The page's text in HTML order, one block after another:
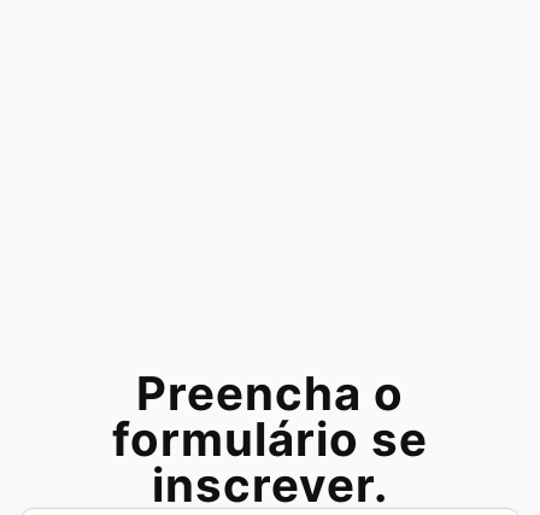
Preencha o
formulário se
inscrever.